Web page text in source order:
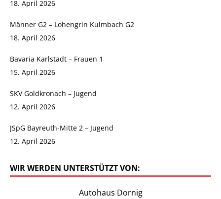
18. April 2026
Männer G2 – Lohengrin Kulmbach G2
18. April 2026
Bavaria Karlstadt – Frauen 1
15. April 2026
SKV Goldkronach – Jugend
12. April 2026
JSpG Bayreuth-Mitte 2 – Jugend
12. April 2026
WIR WERDEN UNTERSTÜTZT VON:
Autohaus Dornig